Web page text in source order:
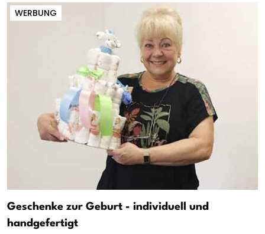
WERBUNG
Geschenke zur Geburt - individuell und
handgefertigt